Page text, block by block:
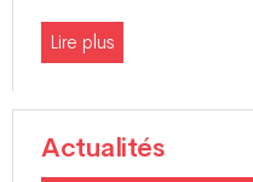
Lire plus
Actualités